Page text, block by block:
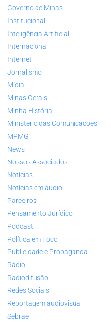
Governo de Minas
Institucional
Inteligência Artificial
Internacional
Internet
Jornalismo
Mídia
Minas Gerais
Minha História
Ministério das Comunicações
MPMG
News
Nossos Associados
Notícias
Notícias em áudio
Parceiros
Pensamento Jurídico
Podcast
Política em Foco
Publicidade e Propaganda
Rádio
Radiodifusão
Redes Sociais
Reportagem audiovisual
Sebrae